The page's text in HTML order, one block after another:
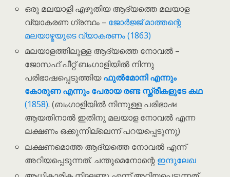
ഒരു മലയാളി എഴുതിയ ആദ്യത്തെ മലയാള
വ്യാകരണ ഗ്രന്ഥം – ജോർജ്ജ് മാത്തന്റെ
മലയാഴ്മയുടെ വ്യാകരണം (1863)
മലയാളത്തിലുള്ള ആദ്യത്തെ നോവൽ –
ജോസഫ് പീറ്റ് ബംഗാളിയിൽ നിന്നു
പരിഭാഷപ്പെടുത്തിയഫുൽമോനി എന്നും
കോരുണ എന്നും പേരായ രണ്ട സ്ത്രീകളുടേ കഥ
(1858). (ബംഗാളിയിൽ നിന്നുള്ള പരിഭാഷ
ആയതിനാൽ ഇതിനു മലയാള നോവൽ എന്ന
ലക്ഷണം ഒക്കുന്നില്ലെന്ന് പറയപ്പെടുന്നു)
ലക്ഷണമൊത്ത ആദ്യത്തെ നോവൽ എന്ന്
അറിയപ്പെടുന്നത്. ചന്തുമെനോന്റെ ഇന്ദുലേഖ